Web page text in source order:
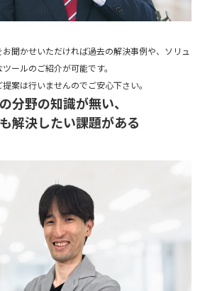
聞かせいただければ過去の解決事例や、ソリュ
ールのご紹介が可能です。
案は行いませんのでご安心下さい。
分野の知識が無い、
解決したい課題がある